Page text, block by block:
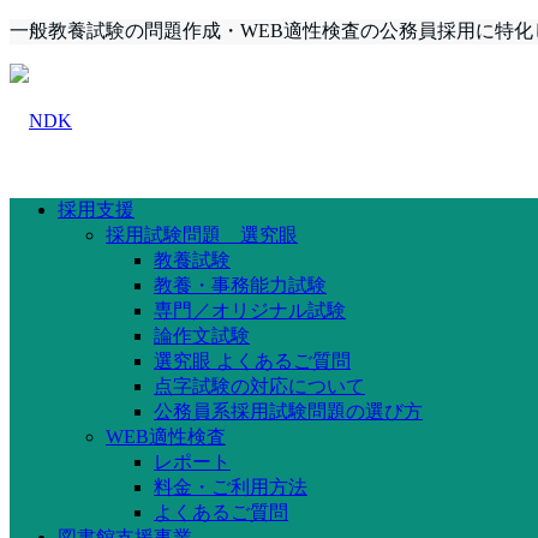
一般教養試験の問題作成・WEB適性検査の公務員採用に特
採用支援
採用試験問題 選究眼
教養試験
教養・事務能力試験
専門／オリジナル試験
論作文試験
選究眼 よくあるご質問
点字試験の対応について
公務員系採用試験問題の選び方
WEB適性検査
レポート
料金・ご利用方法
よくあるご質問